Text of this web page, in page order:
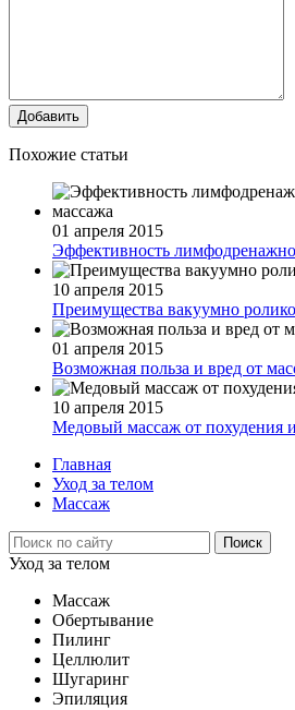
Добавить
Похожие статьи
01 апреля 2015
Эффективность
10 апреля 2015
Преимущества вакуумно
01 апреля 2015
Возможная польза и вред от
10 апреля 2015
Медовый массаж от похудения
Главная
Уход за телом
Массаж
Уход за телом
Массаж
Обертывание
Пилинг
Целлюлит
Шугаринг
Эпиляция